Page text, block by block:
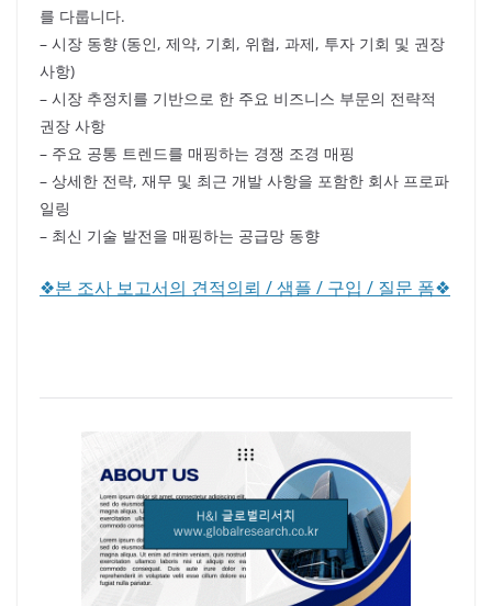
를 다룹니다.
– 시장 동향 (동인, 제약, 기회, 위협, 과제, 투자 기회 및 권장
사항)
– 시장 추정치를 기반으로 한 주요 비즈니스 부문의 전략적
권장 사항
– 주요 공통 트렌드를 매핑하는 경쟁 조경 매핑
– 상세한 전략, 재무 및 최근 개발 사항을 포함한 회사 프로파
일링
– 최신 기술 발전을 매핑하는 공급망 동향
❖본 조사 보고서의 견적의뢰 / 샘플 / 구입 / 질문 폼❖